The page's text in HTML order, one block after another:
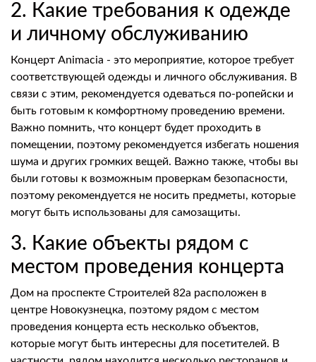
2. Какие требования к одежде
и личному обслуживанию
Концерт Animacia - это мероприятие, которое требует
соответствующей одежды и личного обслуживания. В
связи с этим, рекомендуется одеваться по-ропейски и
быть готовым к комфортному проведению времени.
Важно помнить, что концерт будет проходить в
помещении, поэтому рекомендуется избегать ношения
шума и других громких вещей. Важно также, чтобы вы
были готовы к возможным проверкам безопасности,
поэтому рекомендуется не носить предметы, которые
могут быть использованы для самозащиты.
3. Какие объекты рядом с
местом проведения концерта
Дом на проспекте Строителей 82а расположен в
центре Новокузнецка, поэтому рядом с местом
проведения концерта есть несколько объектов,
которые могут быть интересны для посетителей. В